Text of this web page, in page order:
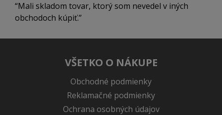
Mali skladom tovar, ktorý som nevedel v iných
obchodoch kúpiť.
VŠETKO O NÁKUPE
Obchodné podmienky
Reklamačné podmienky
Ochrana osobných údajov